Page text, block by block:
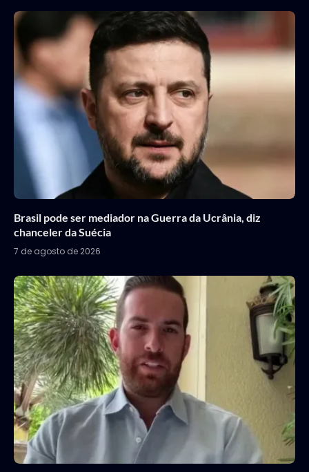
Brasil pode ser mediador na Guerra da Ucrânia, diz
chanceler da Suécia
7 de agosto de 2026